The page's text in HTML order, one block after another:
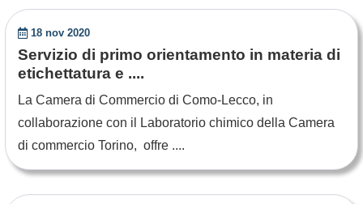
18 nov 2020
Servizio di primo orientamento in materia di
etichettatura e ....
La Camera di Commercio di Como-Lecco, in
collaborazione con il Laboratorio chimico della Camera
di commercio Torino, offre ....